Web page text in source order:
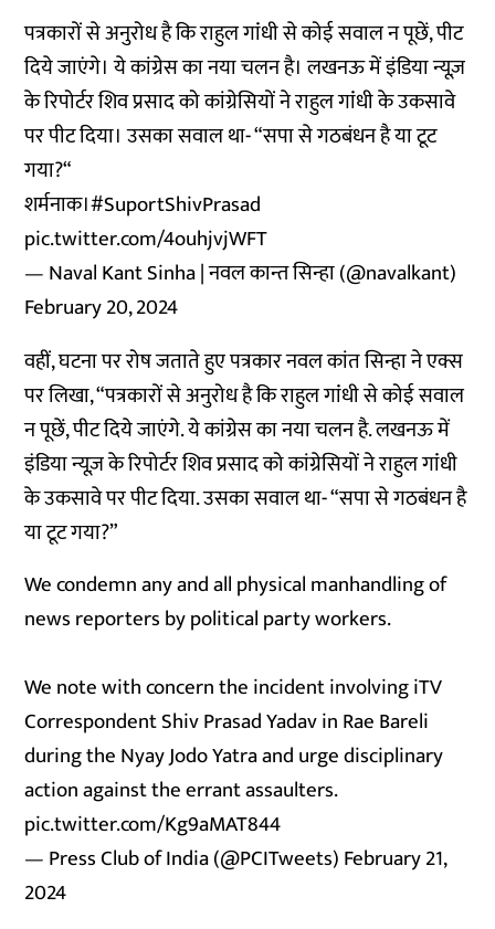
पत्रकारों से अनुरोध है कि राहुल गांंधी से कोई सवाल न पूछें, पीट
दिये जाएंगे। ये कांग्रेस का नया चलन है। लखनऊ में इंडिया न्यूज़
के रिपोर्टर शिव प्रसाद को कांग्रेसियों ने राहुल गांंधी के उकसावे
पर पीट दिया। उसका सवाल था- “सपा से गठबंधन है या टूट
गया?“
शर्मनाक।#SuportShivPrasad
pic.twitter.com/4ouhjvjWFT
— Naval Kant Sinha | नवल कान्त सिन्हा (@navalkant)
February 20, 2024
वहीं, घटना पर रोष जताते हुए पत्रकार नवल कांत सिन्हा ने एक्स
पर लिखा, “पत्रकारों से अनुरोध है कि राहुल गांंधी से कोई सवाल
न पूछें, पीट दिये जाएंगे. ये कांग्रेस का नया चलन है. लखनऊ में
इंडिया न्यूज़ के रिपोर्टर शिव प्रसाद को कांग्रेसियों ने राहुल गांंधी
के उकसावे पर पीट दिया. उसका सवाल था- “सपा से गठबंधन है
या टूट गया?”
We condemn any and all physical manhandling of
news reporters by political party workers.
We note with concern the incident involving iTV
Correspondent Shiv Prasad Yadav in Rae Bareli
during the Nyay Jodo Yatra and urge disciplinary
action against the errant assaulters.
pic.twitter.com/Kg9aMAT844
— Press Club of India (@PCITweets)February 21,
2024